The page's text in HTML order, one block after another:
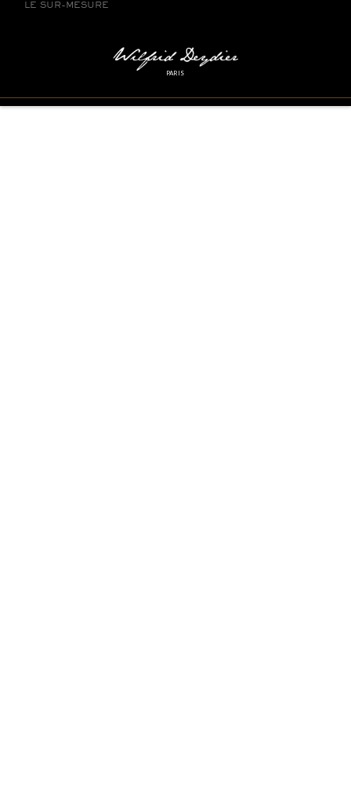
LE SUR-MESURE
PARIS